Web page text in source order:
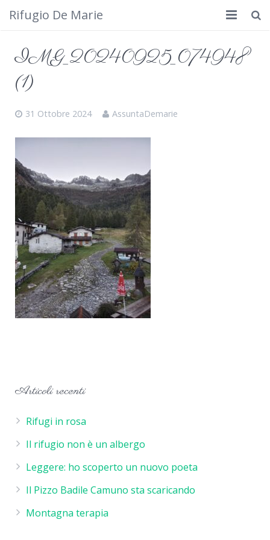
Rifugio De Marie
Dove siamo
Calendario
Foto
Cimbergo da vedere
Contatti
IMG_20240925_074948
(1)
31 Ottobre 2024 AssuntaDemarie
Articoli recenti
Rifugi in rosa
Il rifugio non è un albergo
Leggere: ho scoperto un nuovo poeta
Il Pizzo Badile Camuno sta scaricando
Montagna terapia